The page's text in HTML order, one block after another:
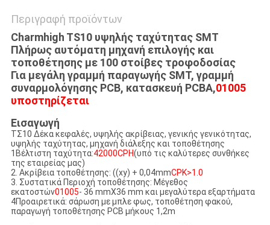
Περιγραφή προϊόντων
Charmhigh TS10 υψηλής ταχύτητας SMT
Πλήρως αυτόματη μηχανή επιλογής και
τοποθέτησης με 100 στοίβες τροφοδοσίας
Για μεγάλη γραμμή παραγωγής SMT, γραμμή
συναρμολόγησης PCB, κατασκευή PCBA,01005
υποστηρίζεται
Εισαγωγή
ΤΣ10 Δέκα κεφαλές, υψηλής ακρίβειας, γενικής γενικότητας,
υψηλής ταχύτητας, μηχανή διάλεξης και τοποθέτησης
1Βέλτιστη ταχύτητα:42000CPH(υπό τις καλύτερες συνθήκες
της εταιρείας μας)
2. Ακρίβεια τοποθέτησης: ((xy) + 0,04mmCPK>1.0
3. Συστατικά Περιοχή τοποθέτησης: Μέγεθος
εκατοστών01005- 36 mmX36 mm και μεγαλύτερα εξαρτήματα
4Προαιρετικά: σάρωση με μπλε φως, τοποθέτηση φακού,
παραγωγή τοποθέτησης PCB μήκους 1,2m